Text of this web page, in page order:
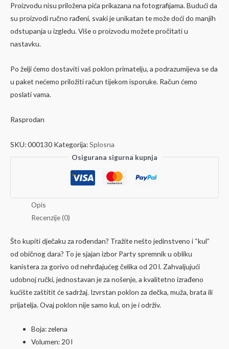
Proizvodu nisu priložena pića prikazana na fotografijama. Budući da
su proizvodi ručno rađeni, svaki je unikatan te može doći do manjih
odstupanja u izgledu. Više o proizvodu možete pročitati u
nastavku.
Po želji ćemo dostaviti vaš poklon primatelju, a podrazumijeva se da
u paket nećemo priložiti račun tijekom isporuke. Račun ćemo
poslati vama.
Rasprodan
SKU:000130 Kategorija:Splosna
Osigurana sigurna kupnja
Opis
Recenzije (0)
Što kupiti dječaku za rođendan? Tražite nešto jedinstveno i “kul”
od običnog dara? To je sjajan izbor Party spremnik u obliku
kanistera za gorivo od nehrđajućeg čelika od 20 l. Zahvaljujući
udobnoj ručki, jednostavan je za nošenje, a kvalitetno izrađeno
kućište zaštitit će sadržaj. Izvrstan poklon za dečka, muža, brata ili
prijatelja. Ovaj poklon nije samo kul, on je i održiv.
Boja: zelena
Volumen: 20 l